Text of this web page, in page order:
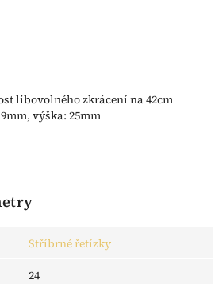
libovolného zkrácení na 42cm
výška: 25mm
Stříbrné řetízky
24